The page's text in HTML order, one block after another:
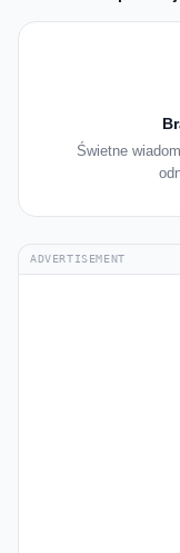
Świetne
ADVERTISEMENT